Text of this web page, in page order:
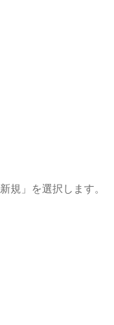
規」を選択します。